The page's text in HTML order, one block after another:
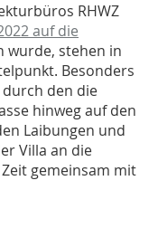
RHWZ
auf die
wurde, stehen in
Besonders
den die
hinweg auf den
Laibungen und
Villa an die
gemeinsam mit